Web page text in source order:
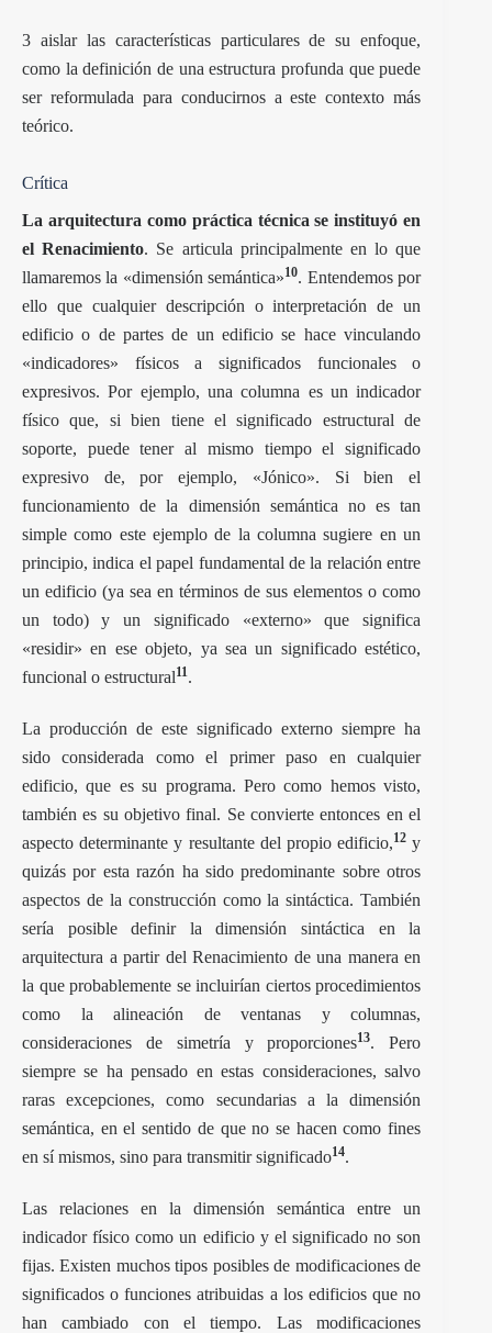
3 aislar las características particulares de su enfoque,
como la definición de una estructura profunda que puede
ser reformulada para conducirnos a este contexto más
teórico.
Crítica
La arquitectura como práctica técnica se instituyó en
el Renacimiento. Se articula principalmente en lo que
llamaremos la «dimensión semántica»10. Entendemos por
ello que cualquier descripción o interpretación de un
edificio o de partes de un edificio se hace vinculando
«indicadores» físicos a significados funcionales o
expresivos. Por ejemplo, una columna es un indicador
físico que, si bien tiene el significado estructural de
soporte, puede tener al mismo tiempo el significado
expresivo de, por ejemplo, «Jónico». Si bien el
funcionamiento de la dimensión semántica no es tan
simple como este ejemplo de la columna sugiere en un
principio, indica el papel fundamental de la relación entre
un edificio (ya sea en términos de sus elementos o como
un todo) y un significado «externo» que significa
«residir» en ese objeto, ya sea un significado estético,
funcional o estructural11.
La producción de este significado externo siempre ha
sido considerada como el primer paso en cualquier
edificio, que es su programa. Pero como hemos visto,
también es su objetivo final. Se convierte entonces en el
aspecto determinante y resultante del propio edificio,12 y
quizás por esta razón ha sido predominante sobre otros
aspectos de la construcción como la sintáctica. También
sería posible definir la dimensión sintáctica en la
arquitectura a partir del Renacimiento de una manera en
la que probablemente se incluirían ciertos procedimientos
como la alineación de ventanas y columnas,
consideraciones de simetría y proporciones13. Pero
siempre se ha pensado en estas consideraciones, salvo
raras excepciones, como secundarias a la dimensión
semántica, en el sentido de que no se hacen como fines
en sí mismos, sino para transmitir significado14.
Las relaciones en la dimensión semántica entre un
indicador físico como un edificio y el significado no son
fijas. Existen muchos tipos posibles de modificaciones de
significados o funciones atribuidas a los edificios que no
han cambiado con el tiempo. Las modificaciones